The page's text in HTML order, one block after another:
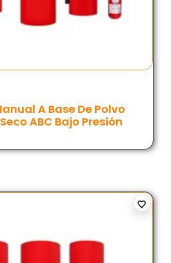
A Base De Polvo
ABC Bajo Presión